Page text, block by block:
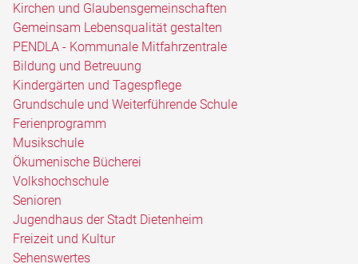
Kirchen und Glaubensgemeinschaften
Gemeinsam Lebensqualität gestalten
PENDLA - Kommunale Mitfahrzentrale
Bildung und Betreuung
Kindergärten und Tagespflege
Grundschule und Weiterführende Schule
Ferienprogramm
Musikschule
Ökumenische Bücherei
Volkshochschule
Senioren
Jugendhaus der Stadt Dietenheim
Freizeit und Kultur
Sehenswertes